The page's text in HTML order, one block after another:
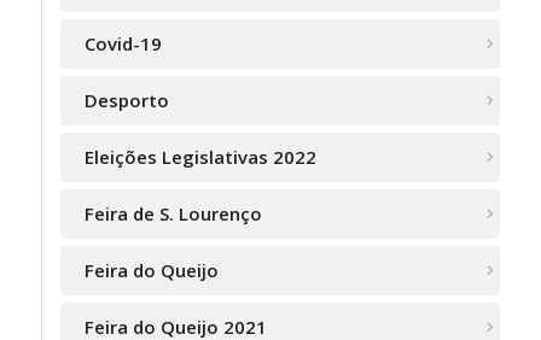
Covid-19
Desporto
Eleições Legislativas 2022
Feira de S. Lourenço
Feira do Queijo
Feira do Queijo 2021